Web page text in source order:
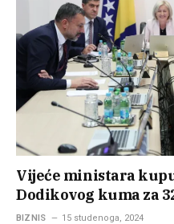
Vijeće ministara
Dodikovog kuma za
BIZNIS 15 studenoga, 2024